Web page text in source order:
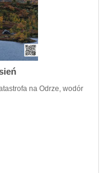
na Odrze, wodór